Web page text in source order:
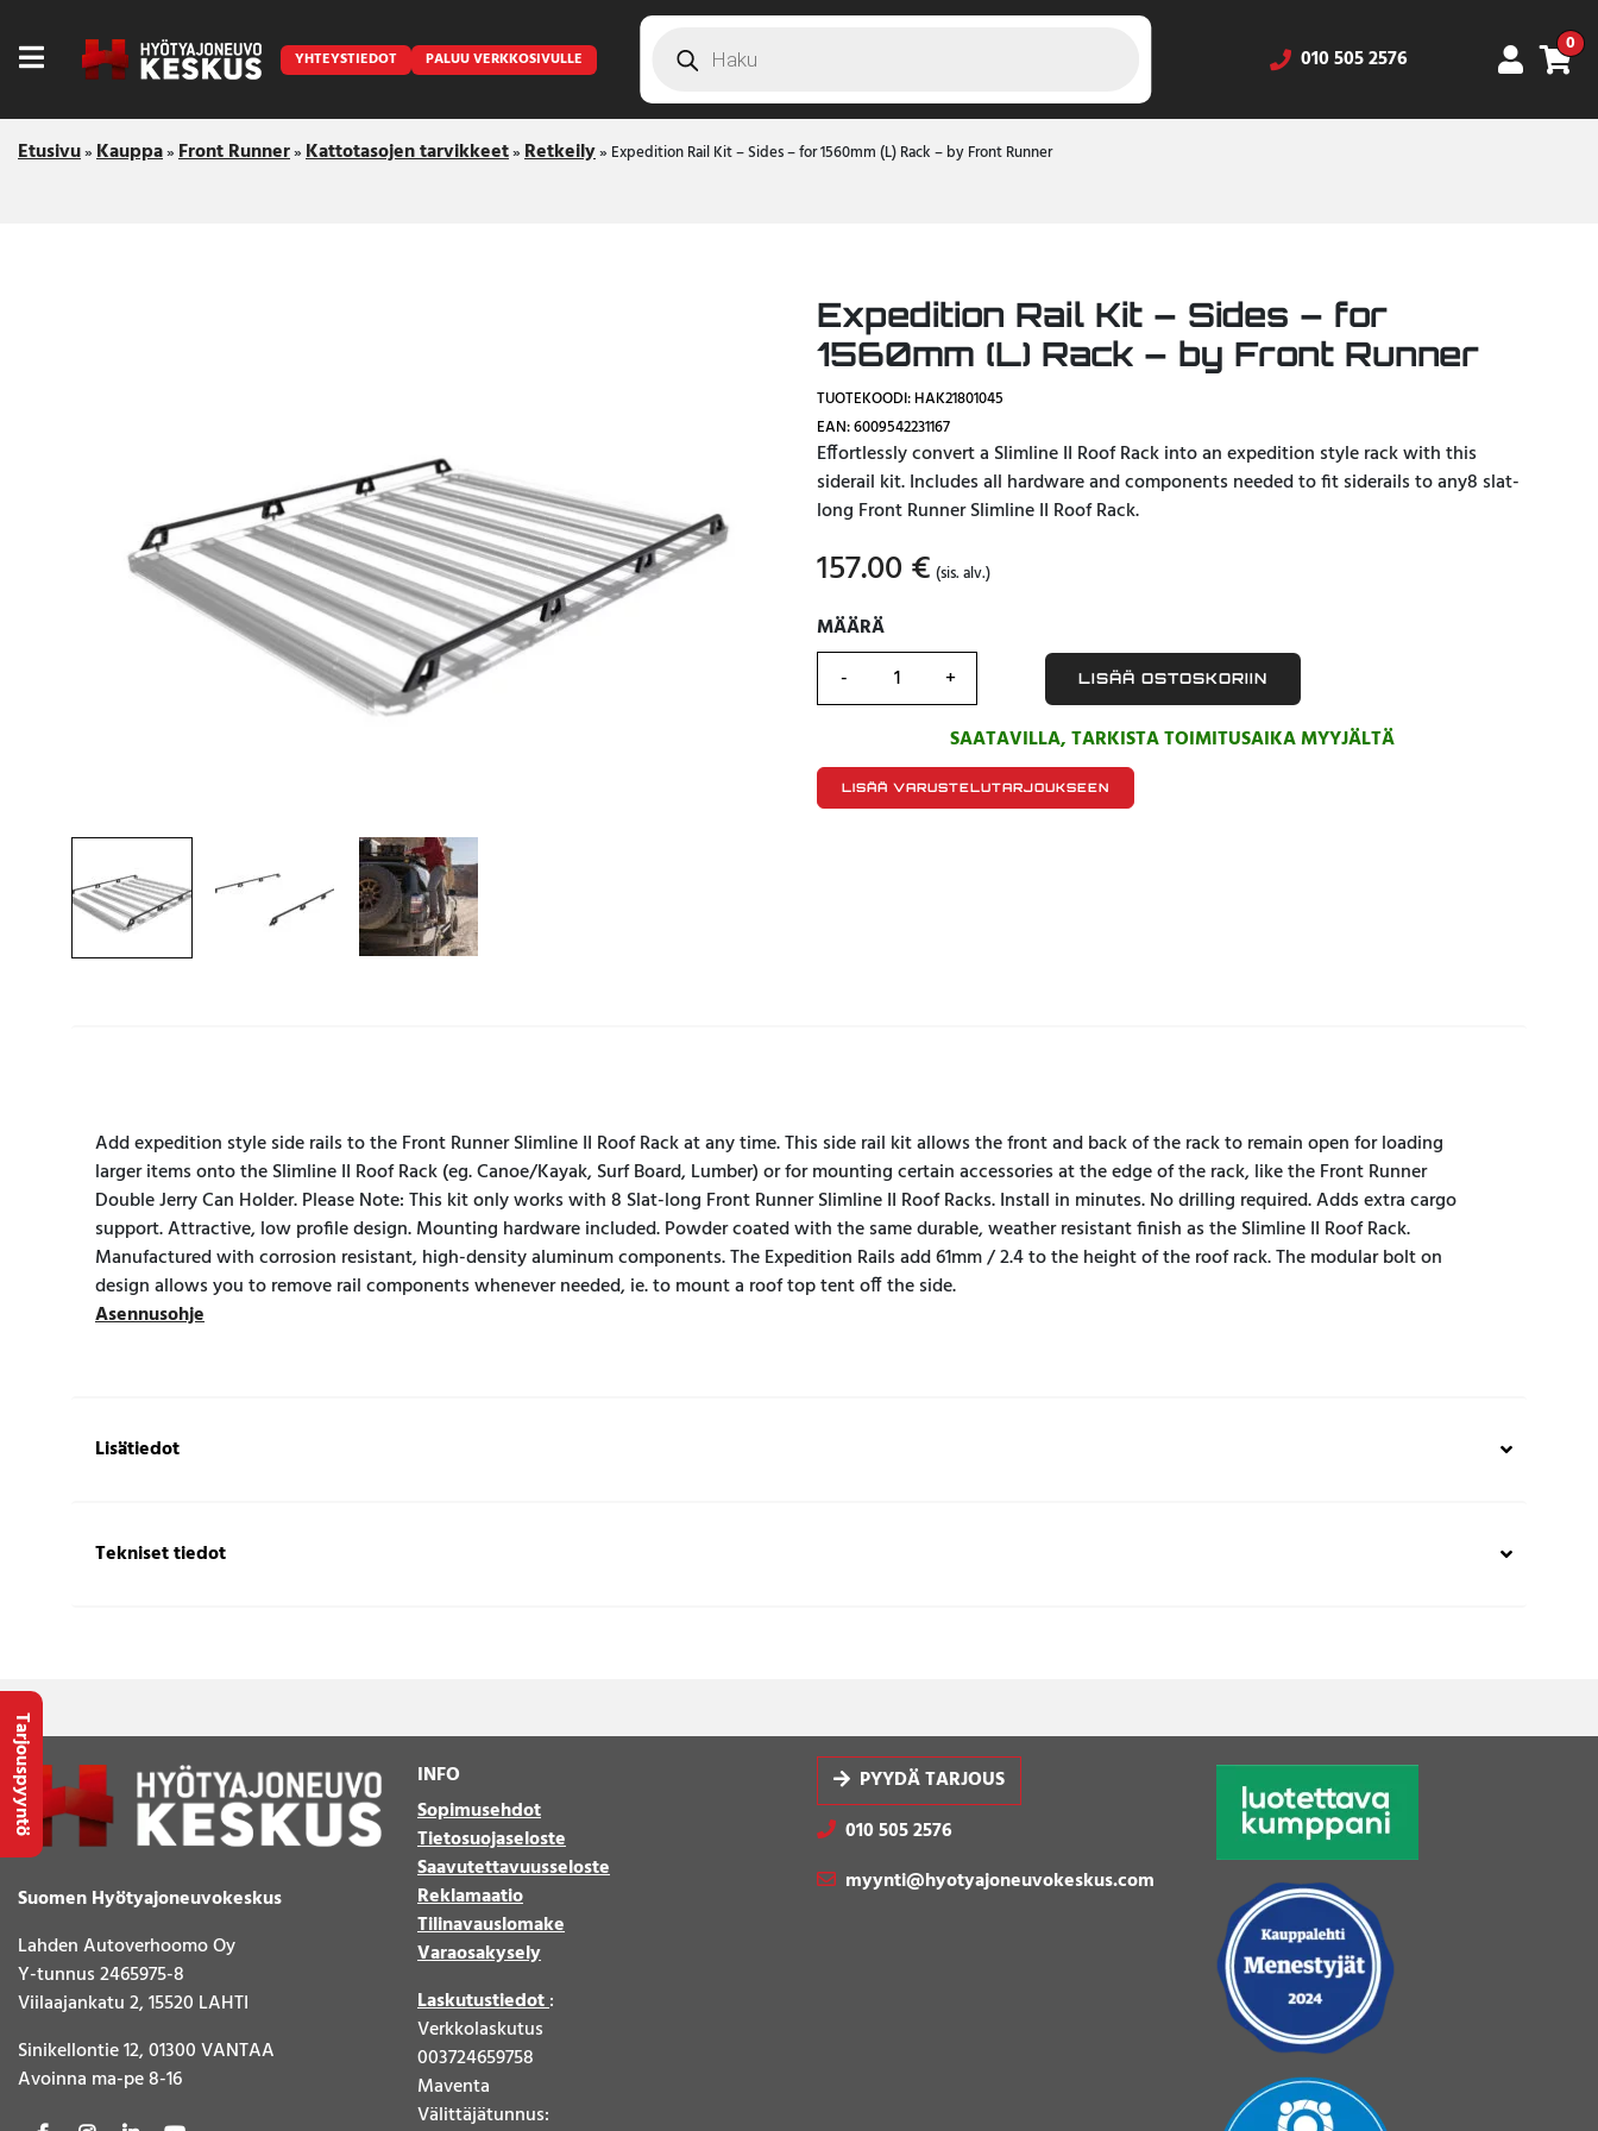
Lava-autojen tuotteet
Pakettiautotuotteet
YHTEYSTIEDOT PALUU VERKKOSIVULLE search 010 505 2576
0
Etusivu»Kauppa»Front Runner»Kattotasojen tarvikkeet»Retkeily» Expedition Rail Kit – Sides – for 1560mm (L) Rack – by Front Runner
Expedition Rail Kit – Sides – for
1560mm (L) Rack – by Front Runner
TUOTEKOODI: HAK21801045
EAN: 6009542231167
Effortlessly convert a Slimline II Roof Rack into an expedition style rack with this
siderail kit. Includes all hardware and components needed to fit siderails to any8 slat-
long Front Runner Slimline II Roof Rack.
157.00 € (sis. alv.)
MÄÄRÄ
MÄÄRÄ
LISÄÄ OSTOSKORIIN
SAATAVILLA, TARKISTA TOIMITUSAIKA MYYJÄLTÄ
LISÄÄ VARUSTELUTARJOUKSEEN
Add expedition style side rails to the Front Runner Slimline II Roof Rack at any time. This side rail kit allows the front and back of the rack to remain open for loading
larger items onto the Slimline II Roof Rack (eg. Canoe/Kayak, Surf Board, Lumber) or for mounting certain accessories at the edge of the rack, like the Front Runner
Double Jerry Can Holder. Please Note: This kit only works with 8 Slat-long Front Runner Slimline II Roof Racks. Install in minutes. No drilling required. Adds extra cargo
support. Attractive, low profile design. Mounting hardware included. Powder coated with the same durable, weather resistant finish as the Slimline II Roof Rack.
Manufactured with corrosion resistant, high-density aluminum components. The Expedition Rails add 61mm / 2.4 to the height of the roof rack. The modular bolt on
design allows you to remove rail components whenever needed, ie. to mount a roof top tent off the side.
Asennusohje
Lisätiedot
Tekniset tiedot
Suomen Hyötyajoneuvokeskus
Lahden Autoverhoomo Oy
Y-tunnus 2465975-8
Viilaajankatu 2, 15520 LAHTI
Sinikellontie 12, 01300 VANTAA
Avoinna ma-pe 8-16
INFO
Sopimusehdot
Tietosuojaseloste
Saavutettavuusseloste
Reklamaatio
Tilinavauslomake
Varaosakysely
Laskutustiedot:
Verkkolaskutus
003724659758
Maventa
Välittäjätunnus:
PYYDÄ TARJOUS
010 505 2576
myynti@hyotyajoneuvokeskus.com
Tarjouspyyntö